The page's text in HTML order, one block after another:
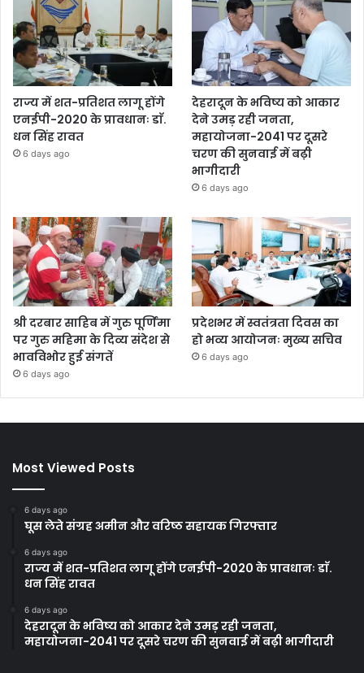
राज्य में शत-प्रतिशत लागू होंगे
एनईपी-2020 के प्रावधानः डाॅ.
धन सिंह रावत
6 days ago
देहरादून के भविष्य को आकार
देने उमड़ रही जनता,
महायोजना-2041 पर दूसरे
चरण की सुनवाई में बढ़ी
भागीदारी
6 days ago
श्री दरबार साहिब में गुरु पूर्णिमा
पर गुरु महिमा के दिव्य संदेश से
भावविभोर हुई संगतें
6 days ago
प्रदेशभर में स्वतंत्रता दिवस का
हो भव्य आयोजनः मुख्य सचिव
6 days ago
Most Viewed Posts
6 days ago
घूस लेते संग्रह अमीन और वरिष्ठ सहायक गिरफ्तार
6 days ago
राज्य में शत-प्रतिशत लागू होंगे एनईपी-2020 के प्रावधानः डाॅ.
धन सिंह रावत
6 days ago
देहरादून के भविष्य को आकार देने उमड़ रही जनता,
महायोजना-2041 पर दूसरे चरण की सुनवाई में बढ़ी भागीदारी